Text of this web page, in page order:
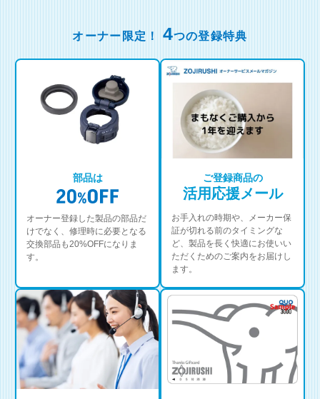
オーナー限定！ 4つの登録特典
部品は
オーナー登録した製品の部品だ
けでなく、修理時に必要となる
交換部品も20%OFFになりま
す。
ご登録商品の
活用応援メール
お手入れの時期や、メーカー保
証が切れる前のタイミングな
ど、製品を長く快適にお使いい
ただくためのご案内をお届けし
ます。